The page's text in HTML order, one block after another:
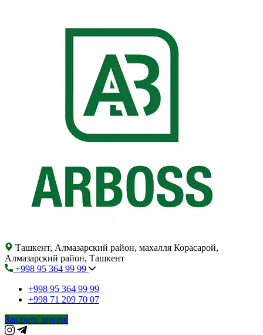
Ташкент, Алмазарский район, махалля Корасарой,
Алмазарский район, Ташкент
+998 95 364 99 99
+998 95 364 99 99
+998 71 209 70 07
Заказать звонок